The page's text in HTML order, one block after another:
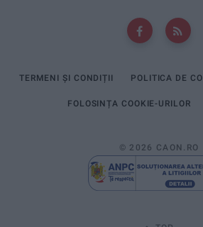
TERMENI ȘI CONDIȚII POLITICA DE
FOLOSINȚA COOKIE-URILOR
© 2026 CAON.RO